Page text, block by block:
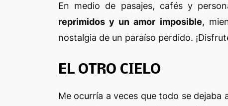
En medio de pasajes, cafés y
reprimidos y un amor imposible,
nostalgia de un paraíso perdido.
EL OTRO CIELO
Me ocurría a veces que todo se dejaba